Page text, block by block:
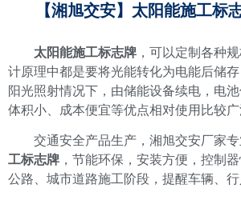
【湘旭交安】太阳能施工标
太阳能施工标志牌 ，可以定制各种
计原理中都是要将光能转化为电能后储
阳光照射情况下，由储能设备续电，电池
体积小、成本便宜等优点相对使用比较广
交通安全产品生产，湘旭交安厂家专
工标志牌 ，节能环保，安装方便，控制
公路、城市道路施工阶段，提醒车辆、行